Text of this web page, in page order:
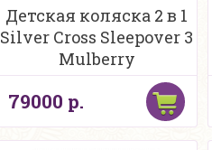
Детская коляска 2 в 1
Silver Cross Sleepover 3
Mulberry
79000 р.